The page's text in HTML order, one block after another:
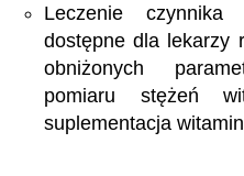
Leczenie czynnika
dostępne dla lekarzy
obniżonych
pomiaru stężeń
suplementacja